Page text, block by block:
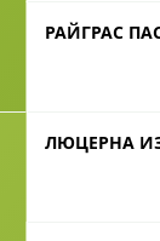
РАЙГРАС
ЛЮЦЕРНА